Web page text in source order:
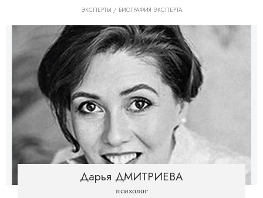
ЭКСПЕРТЫ БИОГРАФИЯ ЭКСПЕРТА
Дарья ДМИТРИЕВА
психолог